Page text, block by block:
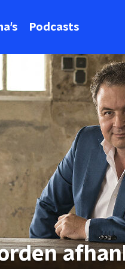
Podcasts